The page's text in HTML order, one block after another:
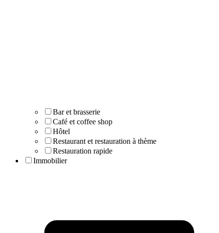
Bar et brasserie
Café et coffee shop
Hôtel
Restaurant et restauration à thème
Restauration rapide
Immobilier